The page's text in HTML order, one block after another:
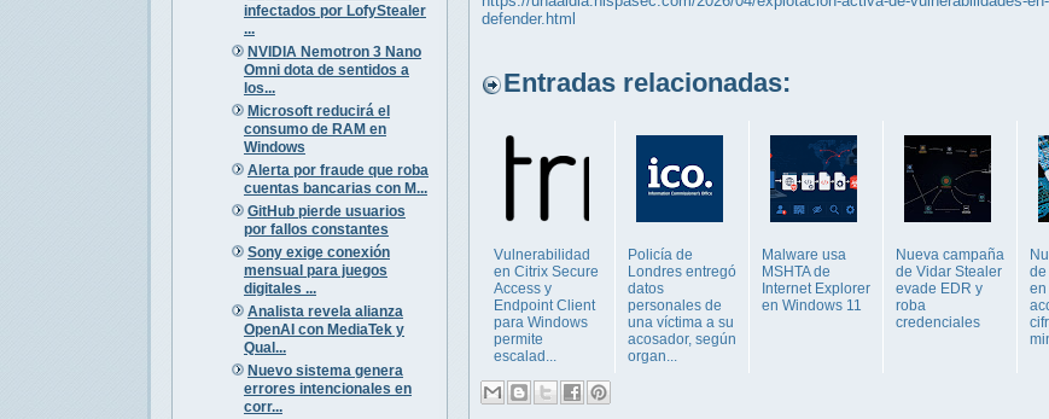
infectados por LofyStealer
...
NVIDIA Nemotron 3 Nano
Omni dota de sentidos a
los...
Microsoft reducirá el
consumo de RAM en
Windows
Alerta por fraude que roba
cuentas bancarias con M...
GitHub pierde usuarios
por fallos constantes
Sony exige conexión
mensual para juegos
digitales ...
Analista revela alianza
OpenAI con MediaTek y
Qual...
Nuevo sistema genera
errores intencionales en
corr...
defender.html
Entradas relacionadas:
Vulnerabilidad
en Citrix Secure
Access y
Endpoint Client
para Windows
permite
escalad...
Policía de
Londres entregó
datos
personales de
una víctima a su
acosador, según
organ...
Malware usa
MSHTA de
Internet Explorer
en Windows 11
Nueva campaña
de Vidar Stealer
evade EDR y
roba
credenciales
de
en